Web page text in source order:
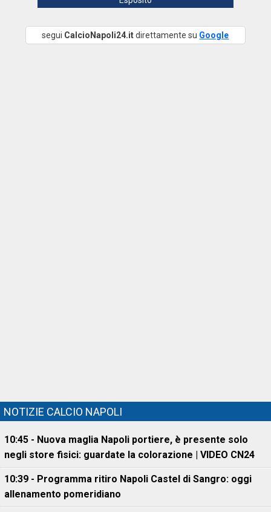
segui CalcioNapoli24.itdirettamente su Google
NOTIZIE CALCIO NAPOLI
10:45 - Nuova maglia Napoli portiere, è presente solo
negli store fisici: guardate la colorazione | VIDEO CN24
10:39 - Programma ritiro Napoli Castel di Sangro: oggi
allenamento pomeridiano